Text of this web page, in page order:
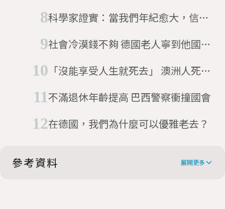
科學家證實：當我們年紀愈大，信任
社會冷漠錢不夠 德國老人寧到他國度
「沒能享受人生就死去」 澳洲人死後
不滿退休年齡提高 巴西警察衝撞國會
在德國，我們為什麼可以優雅老去？
參考資料 展開更多